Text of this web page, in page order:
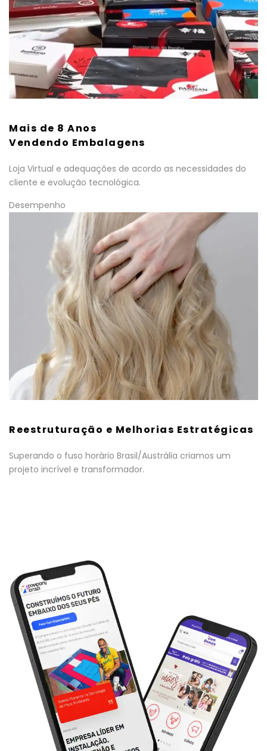
Mais de 8 Anos
Vendendo Embalagens
Loja Virtual e adequações de acordo as necessidades do
cliente e evolução tecnológica.
Desempenho
Reestruturação e Melhorias Estratégicas
Superando o fuso horário Brasil/Austrália criamos um
projeto incrível e transformador.